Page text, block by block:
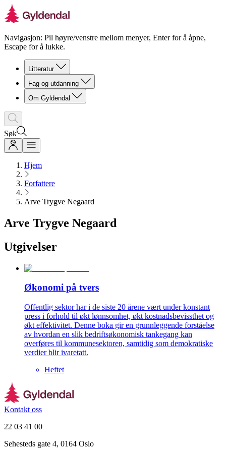
Navigasjon: Pil høyre/venstre mellom menyer, Enter for å åpne,
Escape for å lukke.
Litteratur
Fag og utdanning
Om Gyldendal
Søk
Hjem
Forfattere
Arve Trygve Negaard
Arve Trygve Negaard
Utgivelser
Økonomi på tvers
Offentlig sektor har i de siste 20 årene vært under konstant
press i forhold til økt lønnsomhet, økt kostnadsbevissthet og
økt effektivitet. Denne boka gir en grunnleggende forståelse
av hvordan en slik bedriftsøkonomisk tankegang kan
overføres til kommunesektoren, samtidig som demokratiske
verdier blir ivaretatt.
Heftet
Kontakt oss
22 03 41 00
Sehesteds gate 4, 0164 Oslo